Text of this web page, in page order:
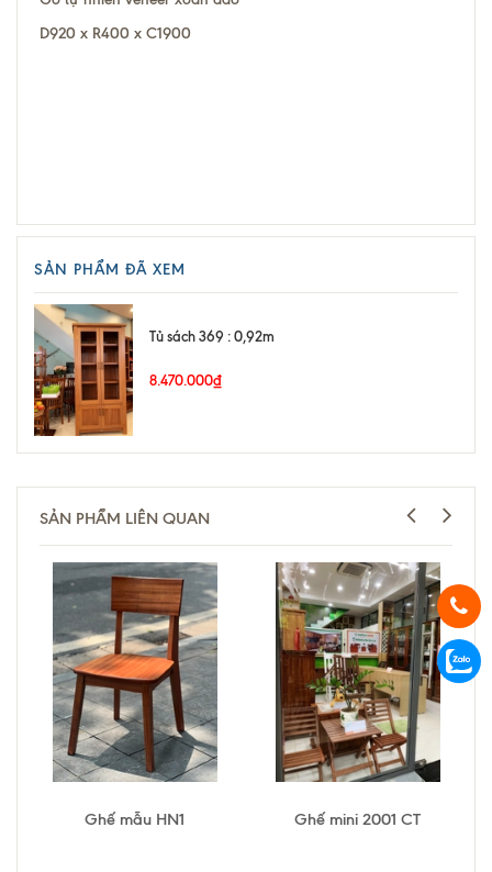
D920 x R400 x C1900
SẢN PHẨM ĐÃ XEM
Tủ sách 369 : 0,92m
8.470.000₫
SẢN PHẨM LIÊN QUAN
Ghế mẫu HN1 Ghế mini 2001 CT